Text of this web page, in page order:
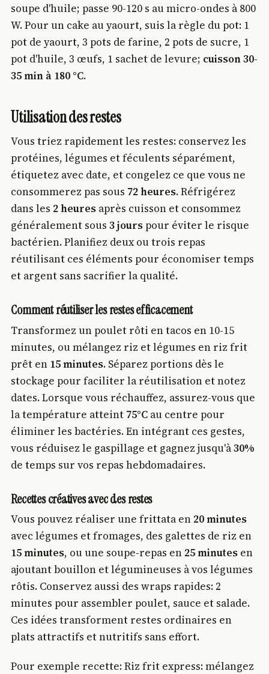
soupe d'huile; passe 90-120 s au micro-ondes à 800
W. Pour un cake au yaourt, suis la règle du pot: 1
pot de yaourt, 3 pots de farine, 2 pots de sucre, 1
pot d'huile, 3 œufs, 1 sachet de levure; cuisson 30-
35 min à 180 °C.
Utilisation des restes
Vous triez rapidement les restes: conservez les
protéines, légumes et féculents séparément,
étiquetez avec date, et congelez ce que vous ne
consommerez pas sous 72 heures. Réfrigérez
dans les 2 heures après cuisson et consommez
généralement sous3 jourspour éviter le risque
bactérien. Planifiez deux ou trois repas
réutilisant ces éléments pour économiser temps
et argent sans sacrifier la qualité.
Comment réutiliser les restes efficacement
Transformez un poulet rôti en tacos en 10-15
minutes, ou mélangez riz et légumes en riz frit
prêt en 15 minutes. Séparez portions dès le
stockage pour faciliter la réutilisation et notez
dates. Lorsque vous réchauffez, assurez-vous que
la température atteint 75°C au centre pour
éliminer les bactéries. En intégrant ces gestes,
vous réduisez le gaspillage et gagnez jusqu'à30%
de temps sur vos repas hebdomadaires.
Recettes créatives avec des restes
Vous pouvez réaliser une frittata en 20 minutes
avec légumes et fromages, des galettes de riz en
15 minutes, ou une soupe-repas en 25 minutes en
ajoutant bouillon et légumineuses à vos légumes
rôtis. Conservez aussi des wraps rapides: 2
minutes pour assembler poulet, sauce et salade.
Ces idées transforment restes ordinaires en
plats attractifs et nutritifs sans effort.
Pour exemple recette: Riz frit express: mélangez